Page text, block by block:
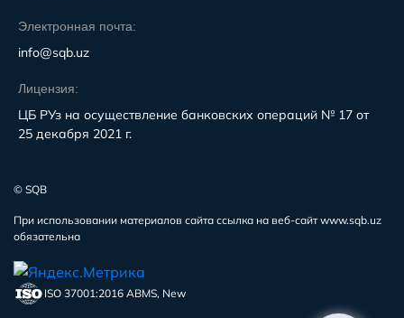
Электронная почта:
info@sqb.uz
Лицензия:
ЦБ РУз на осуществление банковских операций № 17 от
25 декабря 2021 г.
© SQB
При использовании материалов сайта ссылка на веб-сайт www.sqb.uz
обязательна
ISO 37001:2016 ABMS, New